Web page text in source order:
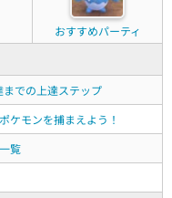
おすすめパーティ
での上達ステップ
ケモンを捕まえよう！
覧